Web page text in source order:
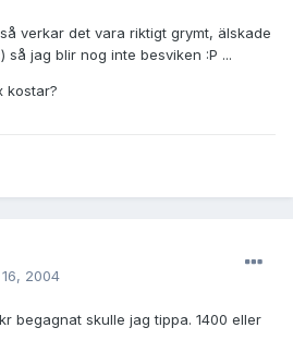
verkar det vara riktigt grymt, älskade
jag blir nog inte besviken :P ...
kostar?
2004
begagnat skulle jag tippa. 1400 eller